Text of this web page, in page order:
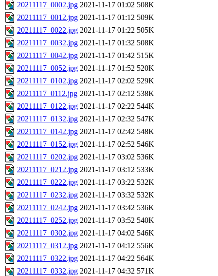
20211117_0002.jpg 2021-11-17 01:02 508K
20211117_0012.jpg 2021-11-17 01:12 509K
20211117_0022.jpg 2021-11-17 01:22 505K
20211117_0032.jpg 2021-11-17 01:32 508K
20211117_0042.jpg 2021-11-17 01:42 515K
20211117_0052.jpg 2021-11-17 01:52 520K
20211117_0102.jpg 2021-11-17 02:02 529K
20211117_0112.jpg 2021-11-17 02:12 538K
20211117_0122.jpg 2021-11-17 02:22 544K
20211117_0132.jpg 2021-11-17 02:32 547K
20211117_0142.jpg 2021-11-17 02:42 548K
20211117_0152.jpg 2021-11-17 02:52 546K
20211117_0202.jpg 2021-11-17 03:02 536K
20211117_0212.jpg 2021-11-17 03:12 533K
20211117_0222.jpg 2021-11-17 03:22 532K
20211117_0232.jpg 2021-11-17 03:32 532K
20211117_0242.jpg 2021-11-17 03:42 536K
20211117_0252.jpg 2021-11-17 03:52 540K
20211117_0302.jpg 2021-11-17 04:02 546K
20211117_0312.jpg 2021-11-17 04:12 556K
20211117_0322.jpg 2021-11-17 04:22 564K
20211117_0332.jpg 2021-11-17 04:32 571K